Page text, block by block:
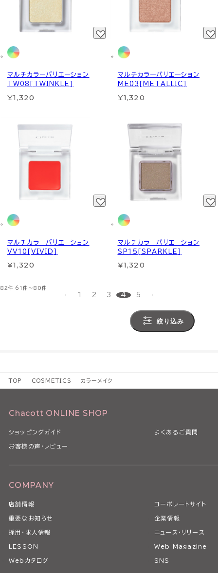
マルチカラーバリエーション
TW08[TWINKLE]
¥1,320
マルチカラーバリエーション
ME03[METALLIC]
¥1,320
マルチカラーバリエーション
VV10[VIVID]
¥1,320
マルチカラーバリエーション
SP15[SPARKLE]
¥1,320
82件 61件～80件
1 2 3 4 5
絞り込み
TOP COSMETICS カラーメイク
Chacott ONLINE SHOP
ショッピングガイド よくあるご質問
お客様の声・レビュー
COMPANY
店舗情報 コーポレートサイト
重要なお知らせ 企業情報
採用・求人情報 ニュース・リリース
LESSON Web Magazine
Webカタログ SNS